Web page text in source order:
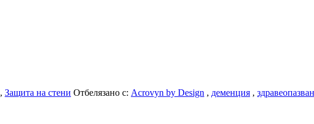
, Защита на стени Отбелязано с: Acrovyn by Design , деменция ,